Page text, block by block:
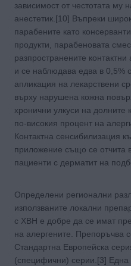
зависимост от честотата му
анестетик.[10] Въпреки
парабените като
продукти, парабеновата
разпространените
и се наблюдава едва в 0,5%
апликация на лекарствени
върху нарушена кожна
хронични улкуси на долните
по-високия процент на
Контактна сенсибилизация
приложение също се отчита
пациенти с дерматит на
Определени регионални
използваните локални
с ХВН е добре да се имат
на алергените. Препоръчва
Стандартна Европейска
(специфични) серии.[3] Една